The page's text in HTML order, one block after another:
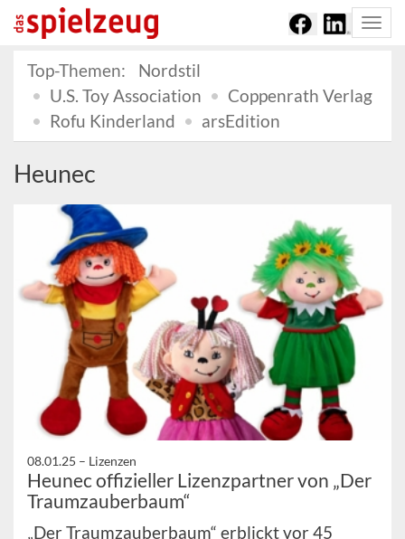
Top-Themen:
Nordstil
U.S. Toy Association
Coppenrath Verlag
Rofu Kinderland
arsEdition
Heunec
08.01.25 – Lizenzen
Heunec offizieller Lizenzpartner von „Der
Traumzauberbaum“
„Der Traumzauberbaum“ erblickt vor 45